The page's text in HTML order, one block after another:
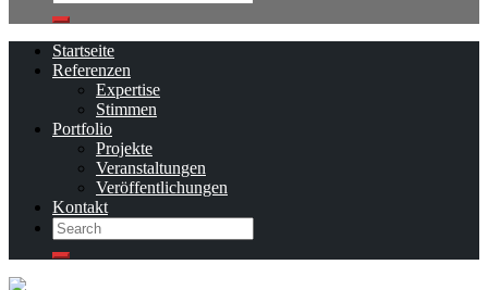
Search
Startseite
Referenzen
Expertise
Stimmen
Portfolio
Projekte
Veranstaltungen
Veröffentlichungen
Kontakt
Search
Search